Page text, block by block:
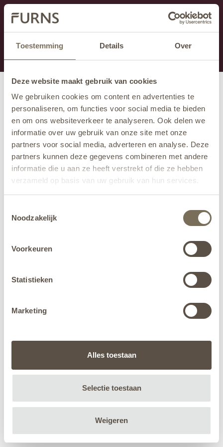
Toestemming Details Over
Deze website maakt gebruik van cookies
We gebruiken cookies om content en advertenties te
personaliseren, om functies voor social media te bieden
en om ons websiteverkeer te analyseren. Ook delen we
informatie over uw gebruik van onze site met onze
partners voor social media, adverteren en analyse. Deze
partners kunnen deze gegevens combineren met andere
informatie die u aan ze heeft verstrekt of die ze hebben
verzameld op basis van uw gebruik van hun services.
jehier.
Noodzakelijk
Voorkeuren
Statistieken
Marketing
Alles toestaan
Selectie toestaan
Weigeren
Cette section est actuellement en maintenance.
Si vous manquez des informations, vous pouvez nous
appeler au +31 413 395 295 ou nous envoyer un e-